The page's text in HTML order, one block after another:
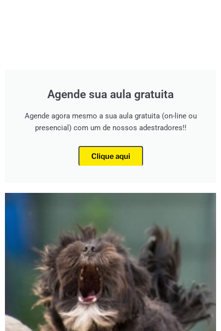
Agende sua aula gratuita
Agende agora mesmo a sua aula gratuita (on-line ou
presencial) com um de nossos adestradores!!
Clique aqui